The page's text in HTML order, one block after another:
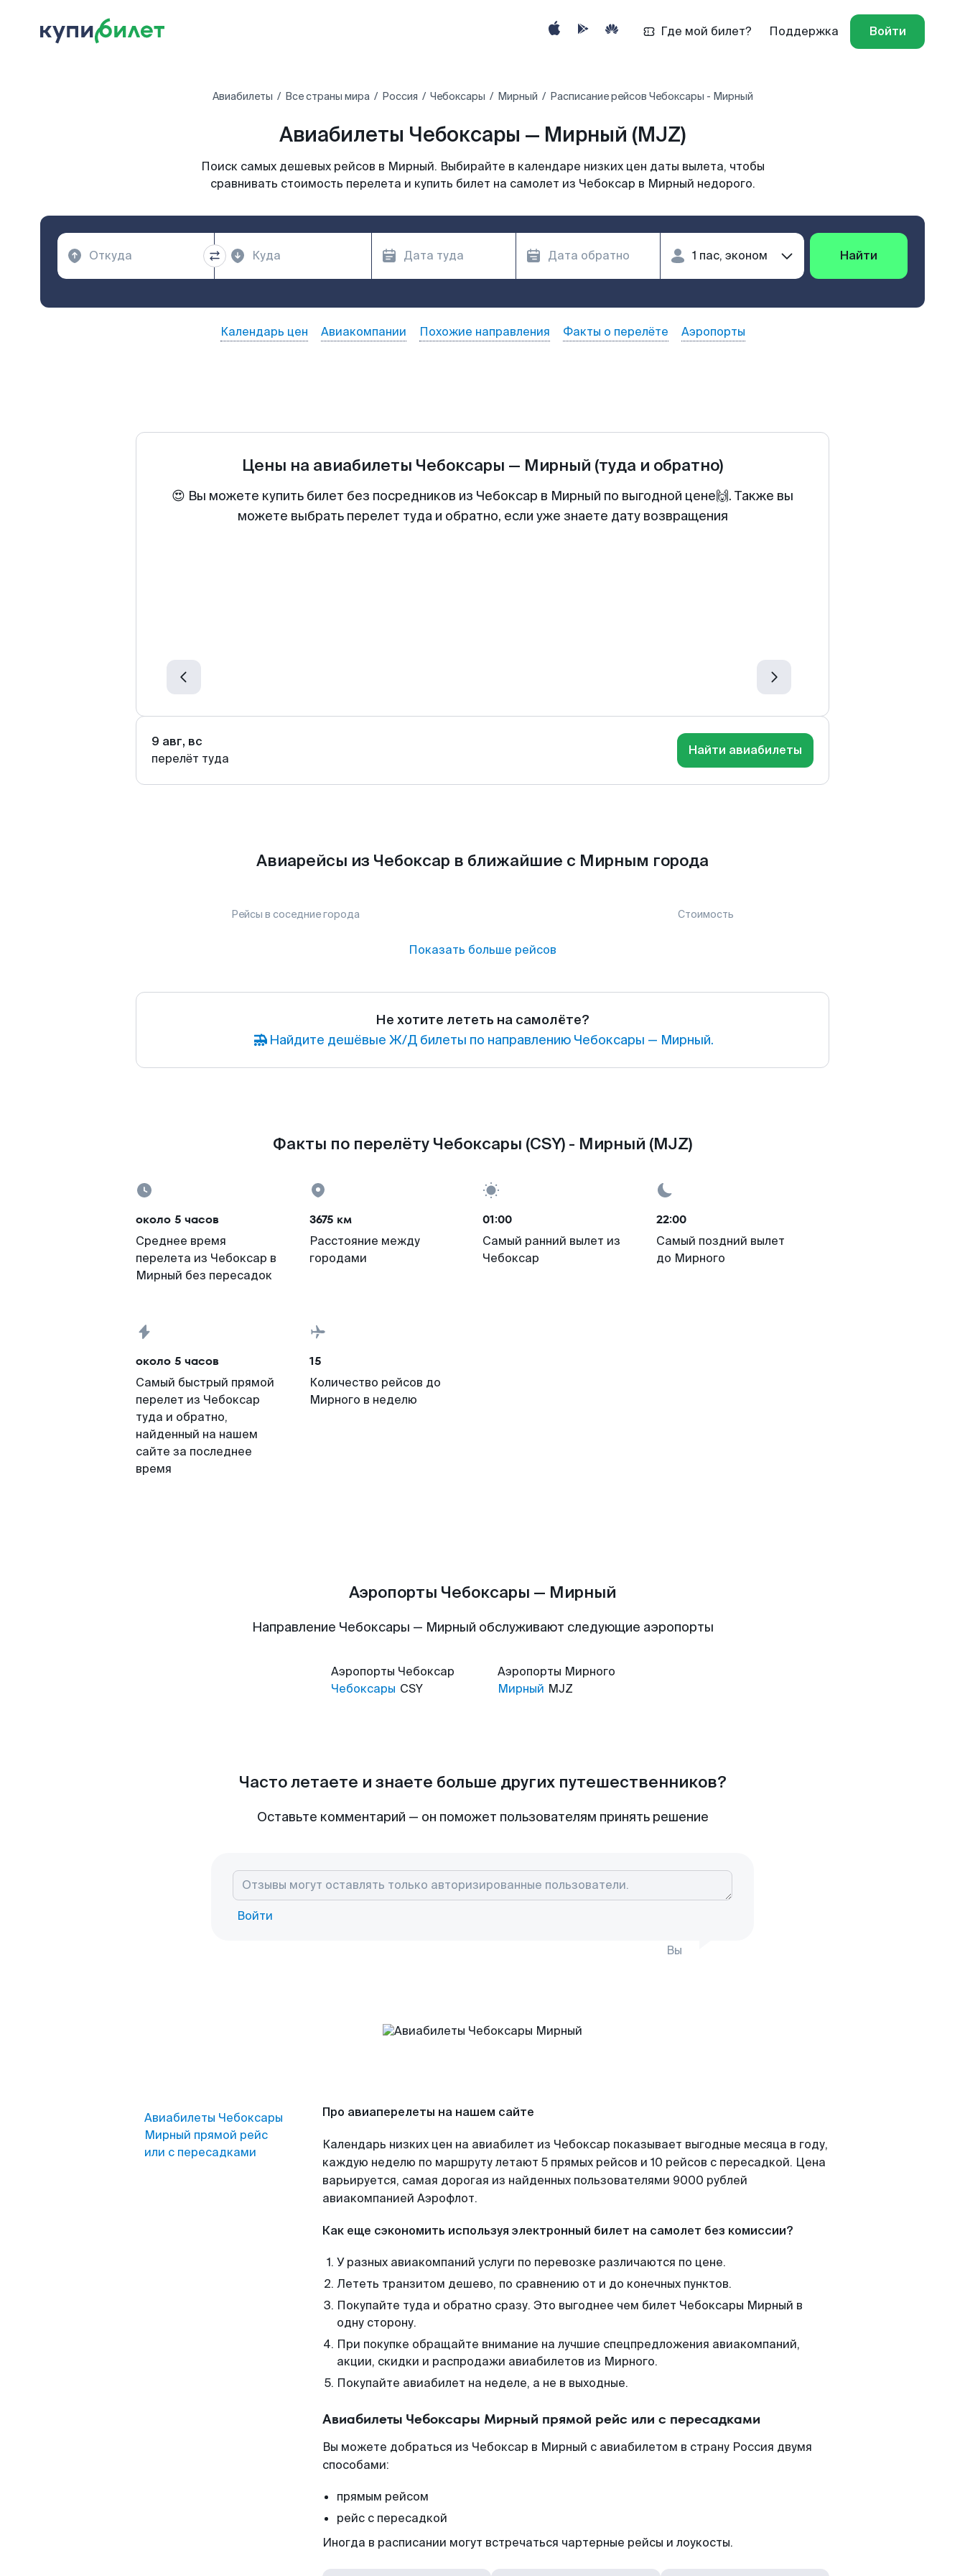
Где мой билет? Поддержка Войти
Авиабилеты Все страны мира Россия Чебоксары Мирный Расписание рейсов Чебоксары - Мирный
Авиабилеты Чебоксары — Мирный (MJZ)
Поиск самых дешевых рейсов в Мирный. Выбирайте в календаре низких цен даты вылета, чтобы
сравнивать стоимость перелета и купить билет на самолет из Чебоксар в Мирный недорого.
Найти
Календарь цен Авиакомпании Похожие направления Факты о перелёте Аэропорты
Цены на авиабилеты Чебоксары — Мирный (туда и обратно)
😍 Вы можете купить билет без посредников из Чебоксар в Мирный по выгодной цене🙌. Также вы
можете выбрать перелет туда и обратно, если уже знаете дату возвращения
9 авг, вс
перелёт туда
Найти авиабилеты
Авиарейсы из Чебоксар в ближайшие с Мирным города
Рейсы в соседние города Стоимость
Показать больше рейсов
Не хотите лететь на самолёте?
Найдите дешёвые Ж/Д билеты по направлению Чебоксары — Мирный.
Факты по перелёту Чебоксары (CSY) - Мирный (MJZ)
около 5 часов
Среднее время
перелета из Чебоксар в
Мирный без пересадок
3675 км
Расстояние между
городами
01:00
Самый ранний вылет из
Чебоксар
22:00
Самый поздний вылет
до Мирного
около 5 часов
Самый быстрый прямой
перелет из Чебоксар
туда и обратно,
найденный на нашем
сайте за последнее
время
15
Количество рейсов до
Мирного в неделю
Аэропорты Чебоксары — Мирный
Направление Чебоксары — Мирный обслуживают следующие аэропорты
Аэропорты Чебоксар
Чебоксары CSY
Аэропорты Мирного
Мирный MJZ
Часто летаете и знаете больше других путешественников?
Оставьте комментарий — он поможет пользователям принять решение
Войти
Вы
Авиабилеты Чебоксары
Мирный прямой рейс
или с пересадками
Про авиаперелеты на нашем сайте
Календарь низких цен на авиабилет из Чебоксар показывает выгодные месяца в году,
каждую неделю по маршруту летают 5 прямых рейсов и 10 рейсов с пересадкой. Цена
варьируется, самая дорогая из найденных пользователями 9000 рублей
авиакомпанией Аэрофлот.
Как еще сэкономить используя электронный билет на самолет без комиссии?
У разных авиакомпаний услуги по перевозке различаются по цене.
Лететь транзитом дешево, по сравнению от и до конечных пунктов.
Покупайте туда и обратно сразу. Это выгоднее чем билет Чебоксары Мирный в
одну сторону.
При покупке обращайте внимание на лучшие спецпредложения авиакомпаний,
акции, скидки и распродажи авиабилетов из Мирного.
Покупайте авиабилет на неделе, а не в выходные.
Авиабилеты Чебоксары Мирный прямой рейс или с пересадками
Вы можете добраться из Чебоксар в Мирный с авиабилетом в страну Россия двумя
способами:
прямым рейсом
рейс с пересадкой
Иногда в расписании могут встречаться чартерные рейсы и лоукосты.